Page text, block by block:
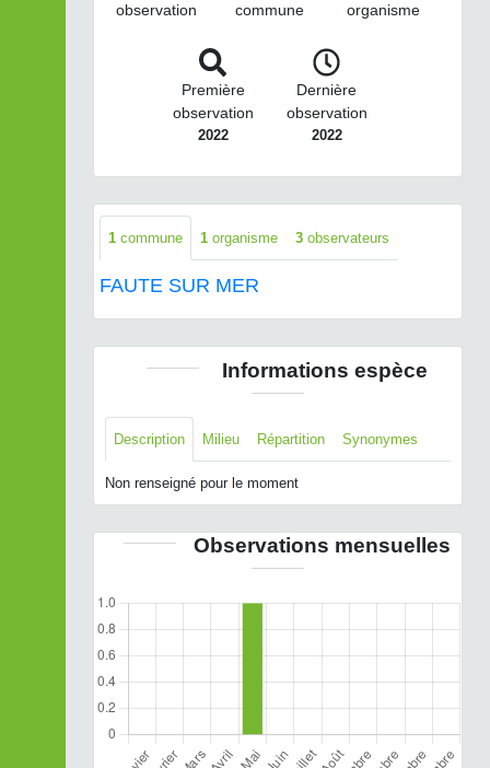
observation commune organisme
Première
observation
2022
Dernière
observation
2022
1 commune 1 organisme 3 observateurs
FAUTE SUR MER
Informations espèce
Description Milieu Répartition Synonymes
Non renseigné pour le moment
Observations mensuelles